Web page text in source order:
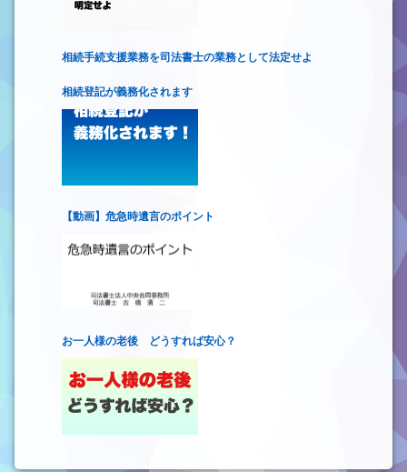
相続手続支援業務を司法書士の業務として法定せよ
相続登記が義務化されます
【動画】危急時遺言のポイント
お一人様の老後 どうすれば安心？